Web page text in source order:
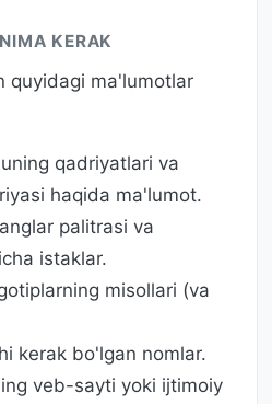
KERAK
quyidagi ma'lumotlar
qadriyatlari va
haqida ma'lumot.
palitrasi va
istaklar.
misollari (va
kerak bo'lgan nomlar.
veb-sayti yoki ijtimoiy